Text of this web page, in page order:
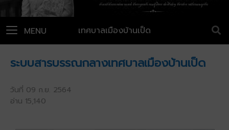
เทศบาลเมืองบ้านเป็ด
MENU
ระบบสารบรรณกลางเทศบาลเมืองบ้านเป็ด
วันที่ 09 ก.ย. 2564
อ่าน 15,140